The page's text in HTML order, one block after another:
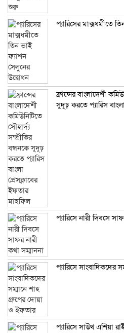
প্যারিসের মাক্সধমীতে
ফ্রান্সের বাংলাদেশী
সুদূঢ় করতে প্যারিস
প্যারিসে নারী দিবসে
প্যারিসে সাংবাদিকদের
প্যারিসে সাউথ এশিয়া